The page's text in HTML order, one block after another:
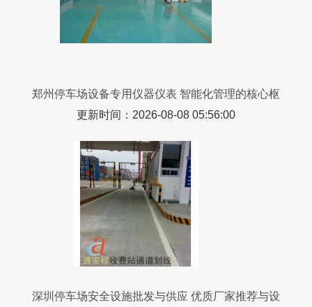
郑州停车场设备专用仪器仪表 智能化管理的核心枢
纽
更新时间：2026-08-08 05:56:00
深圳停车场安全设施批发与供应 优质厂家推荐与设